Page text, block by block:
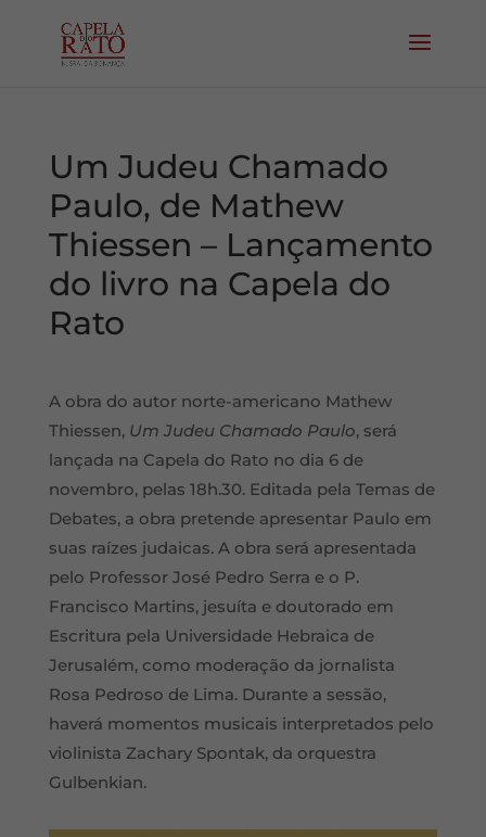
Um Judeu Chamado
Paulo, de Mathew
Thiessen – Lançamento
do livro na Capela do
Rato
A obra do autor norte-americano Mathew
Thiessen, Um Judeu Chamado Paulo, será
lançada na Capela do Rato no dia 6 de
novembro, pelas 18h.30. Editada pela Temas de
Debates, a obra pretende apresentar Paulo em
suas raízes judaicas. A obra será apresentada
pelo Professor José Pedro Serra e o P.
Francisco Martins, jesuíta e doutorado em
Escritura pela Universidade Hebraica de
Jerusalém, como moderação da jornalista
Rosa Pedroso de Lima. Durante a sessão,
haverá momentos musicais interpretados pelo
violinista Zachary Spontak, da orquestra
Gulbenkian.